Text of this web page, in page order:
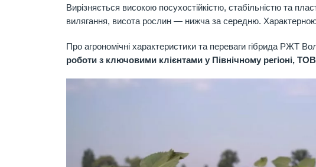
Вирізняється високою посухостійкістю, стабільністю та
вилягання, висота рослин — нижча за середню. Характерною
Про агрономічні характеристики та переваги гібрида РЖТ
роботи з ключовими клієнтами у Північному регіоні,